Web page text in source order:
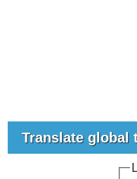
Translate global